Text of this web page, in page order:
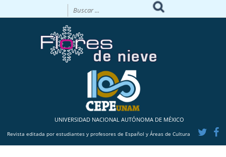
UNIVERSIDAD NACIONAL AUTÓNOMA DE MÉXICO
Revista editada por estudiantes y profesores de Español y Áreas de Cultura